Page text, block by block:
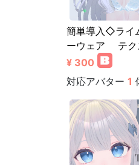
簡単導入◇ライ
ーウェア テ
¥ 300
対応アバター 1